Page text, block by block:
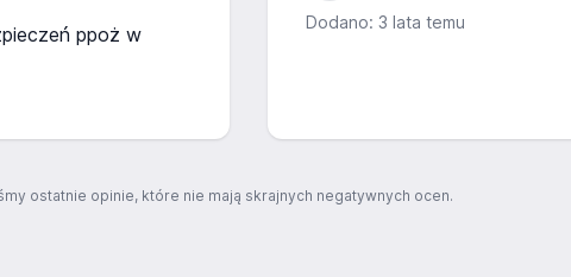
ppoż w
Dodano: 3 lata temu
ostatnie opinie, które nie mają skrajnych negatywnych ocen.